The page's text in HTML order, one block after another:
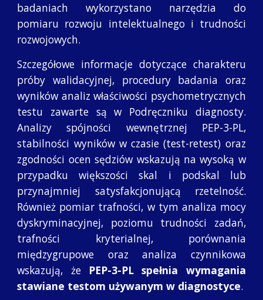
badaniach wykorzystano narzędzia do
pomiaru rozwoju intelektualnego i trudności
rozwojowych.
Szczegółowe informacje dotyczące charakteru
próby walidacyjnej, procedury badania oraz
wyników analiz właściwości psychometrycznych
testu zawarte są w Podręczniku diagnosty.
Analizy spójności wewnętrznej PEP-3-PL,
stabilności wyników w czasie (test-retest) oraz
zgodności ocen sędziów wskazują na wysoką w
przypadku większości skal i podskal lub
przynajmniej satysfakcjonującą rzetelność.
Również pomiar trafności, w tym analiza mocy
dyskryminacyjnej, poziomu trudności zadań,
trafności kryterialnej, porównania
międzygrupowe oraz analiza czynnikowa
wskazują, że PEP-3-PL spełnia wymagania
stawiane testom używanym w diagnostyce.